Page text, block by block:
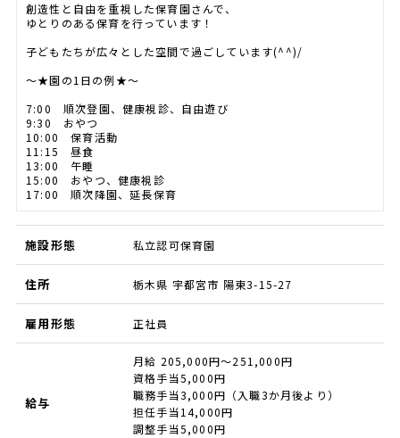
創造性と自由を重視した保育園さんで、
ゆとりのある保育を行っています！
子どもたちが広々とした空間で過ごしています(^^)/
～★園の1日の例★～
7:00 順次登園、健康視診、自由遊び
9:30 おやつ
10:00 保育活動
11:15 昼食
13:00 午睡
15:00 おやつ、健康視診
17:00 順次降園、延長保育
施設形態 私立認可保育園
住所 栃木県 宇都宮市 陽東3-15-27
雇用形態 正社員
給与
月給 205,000円～251,000円
資格手当5,000円
職務手当3,000円（入職3か月後より）
担任手当14,000円
調整手当5,000円